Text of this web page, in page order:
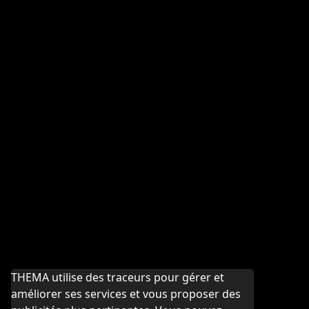
THEMA utilise des traceurs pour gérer et
améliorer ses services et vous proposer des